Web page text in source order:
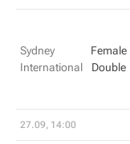
Sydney
International
Female
Double
27.09, 14:00